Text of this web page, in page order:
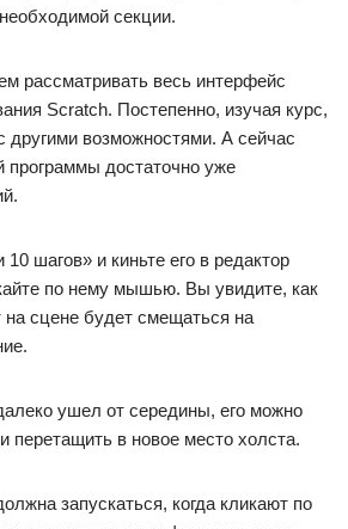
секции.
рассматривать весь интерфейс
Scratch. Постепенно, изучая курс,
другими возможностями. А сейчас
программы достаточно уже
шагов» и киньте его в редактор
по нему мышью. Вы увидите, как
на сцене будет смещаться на
ушел от середины, его можно
перетащить в новое место холста.
запускаться, когда кликают по